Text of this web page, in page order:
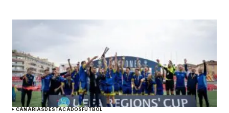
CANARIASDESTACADOSFÚTBOL